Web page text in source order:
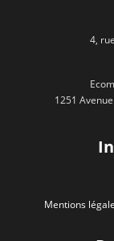
4,
1251
Mentions